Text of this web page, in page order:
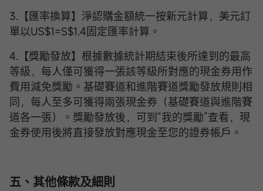
3.【匯率換算】淨認購金額統一按新元計算，美元訂
單以US$1=S$1.4固定匯率計算。
4.【獎勵發放】根據數據統計期結束後所達到的最高
等級，每人僅可獲得一張該等級所對應的現金券用作
費用減免獎勵。基礎賽道和進階賽道獎勵發放規則相
同，每人至多可獲得兩張現金券（基礎賽道與進階賽
道各一張）。獎勵發放後，可到“我的獎勵”查看，現
金券使用後將直接發放對應現金至您的證券帳戶。
五、其他條款及細則